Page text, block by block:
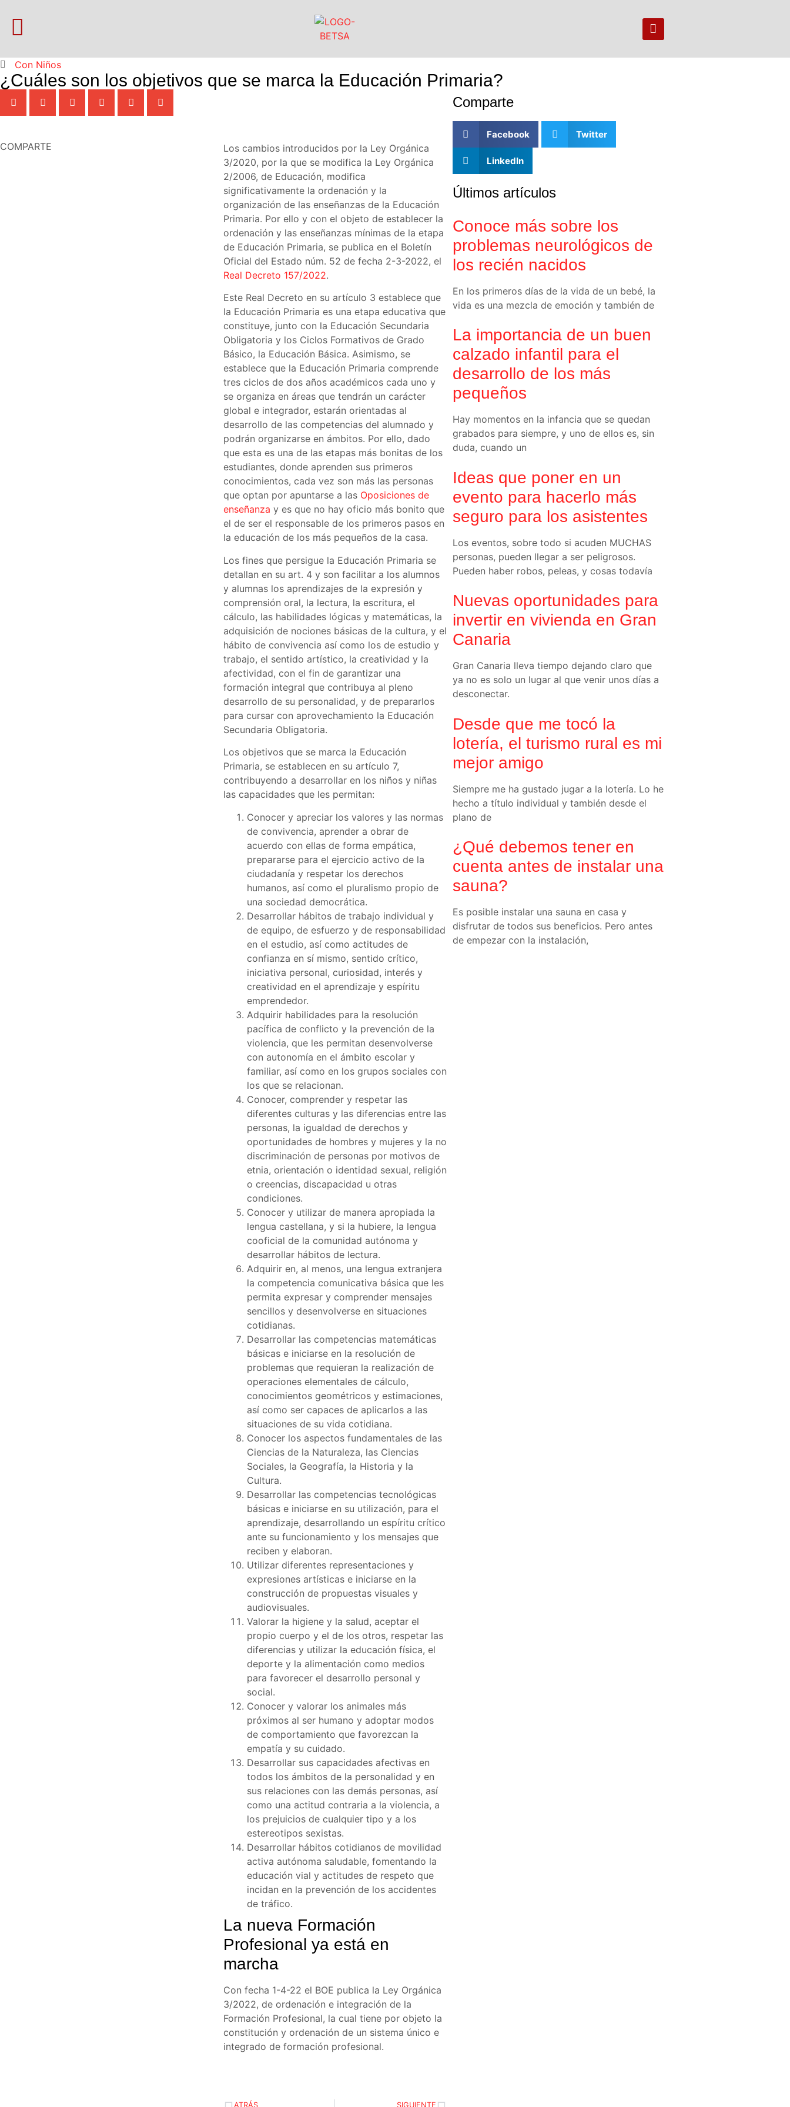
Con Niños
¿Cuáles son los objetivos que se marca la Educación Primaria?
COMPARTE
Los cambios introducidos por la Ley Orgánica
3/2020, por la que se modifica la Ley Orgánica
2/2006, de Educación, modifica
significativamente la ordenación y la
organización de las enseñanzas de la Educación
Primaria. Por ello y con el objeto de establecer la
ordenación y las enseñanzas mínimas de la etapa
de Educación Primaria, se publica en el Boletín
Oficial del Estado núm. 52 de fecha 2-3-2022, el
Real Decreto 157/2022.
Este Real Decreto en su artículo 3 establece que
la Educación Primaria es una etapa educativa que
constituye, junto con la Educación Secundaria
Obligatoria y los Ciclos Formativos de Grado
Básico, la Educación Básica. Asimismo, se
establece que la Educación Primaria comprende
tres ciclos de dos años académicos cada uno y
se organiza en áreas que tendrán un carácter
global e integrador, estarán orientadas al
desarrollo de las competencias del alumnado y
podrán organizarse en ámbitos. Por ello, dado
que esta es una de las etapas más bonitas de los
estudiantes, donde aprenden sus primeros
conocimientos, cada vez son más las personas
que optan por apuntarse a las Oposiciones de
enseñanza y es que no hay oficio más bonito que
el de ser el responsable de los primeros pasos en
la educación de los más pequeños de la casa.
Los fines que persigue la Educación Primaria se
detallan en su art. 4 y son facilitar a los alumnos
y alumnas los aprendizajes de la expresión y
comprensión oral, la lectura, la escritura, el
cálculo, las habilidades lógicas y matemáticas, la
adquisición de nociones básicas de la cultura, y el
hábito de convivencia así como los de estudio y
trabajo, el sentido artístico, la creatividad y la
afectividad, con el fin de garantizar una
formación integral que contribuya al pleno
desarrollo de su personalidad, y de prepararlos
para cursar con aprovechamiento la Educación
Secundaria Obligatoria.
Los objetivos que se marca la Educación
Primaria, se establecen en su artículo 7,
contribuyendo a desarrollar en los niños y niñas
las capacidades que les permitan:
Conocer y apreciar los valores y las normas
de convivencia, aprender a obrar de
acuerdo con ellas de forma empática,
prepararse para el ejercicio activo de la
ciudadanía y respetar los derechos
humanos, así como el pluralismo propio de
una sociedad democrática.
Desarrollar hábitos de trabajo individual y
de equipo, de esfuerzo y de responsabilidad
en el estudio, así como actitudes de
confianza en sí mismo, sentido crítico,
iniciativa personal, curiosidad, interés y
creatividad en el aprendizaje y espíritu
emprendedor.
Adquirir habilidades para la resolución
pacífica de conflicto y la prevención de la
violencia, que les permitan desenvolverse
con autonomía en el ámbito escolar y
familiar, así como en los grupos sociales con
los que se relacionan.
Conocer, comprender y respetar las
diferentes culturas y las diferencias entre las
personas, la igualdad de derechos y
oportunidades de hombres y mujeres y la no
discriminación de personas por motivos de
etnia, orientación o identidad sexual, religión
o creencias, discapacidad u otras
condiciones.
Conocer y utilizar de manera apropiada la
lengua castellana, y si la hubiere, la lengua
cooficial de la comunidad autónoma y
desarrollar hábitos de lectura.
Adquirir en, al menos, una lengua extranjera
la competencia comunicativa básica que les
permita expresar y comprender mensajes
sencillos y desenvolverse en situaciones
cotidianas.
Desarrollar las competencias matemáticas
básicas e iniciarse en la resolución de
problemas que requieran la realización de
operaciones elementales de cálculo,
conocimientos geométricos y estimaciones,
así como ser capaces de aplicarlos a las
situaciones de su vida cotidiana.
Conocer los aspectos fundamentales de las
Ciencias de la Naturaleza, las Ciencias
Sociales, la Geografía, la Historia y la
Cultura.
Desarrollar las competencias tecnológicas
básicas e iniciarse en su utilización, para el
aprendizaje, desarrollando un espíritu crítico
ante su funcionamiento y los mensajes que
reciben y elaboran.
Utilizar diferentes representaciones y
expresiones artísticas e iniciarse en la
construcción de propuestas visuales y
audiovisuales.
Valorar la higiene y la salud, aceptar el
propio cuerpo y el de los otros, respetar las
diferencias y utilizar la educación física, el
deporte y la alimentación como medios
para favorecer el desarrollo personal y
social.
Conocer y valorar los animales más
próximos al ser humano y adoptar modos
de comportamiento que favorezcan la
empatía y su cuidado.
Desarrollar sus capacidades afectivas en
todos los ámbitos de la personalidad y en
sus relaciones con las demás personas, así
como una actitud contraria a la violencia, a
los prejuicios de cualquier tipo y a los
estereotipos sexistas.
Desarrollar hábitos cotidianos de movilidad
activa autónoma saludable, fomentando la
educación vial y actitudes de respeto que
incidan en la prevención de los accidentes
de tráfico.
La nueva Formación
Profesional ya está en
marcha
Con fecha 1-4-22 el BOE publica la Ley Orgánica
3/2022, de ordenación e integración de la
Formación Profesional, la cual tiene por objeto la
constitución y ordenación de un sistema único e
integrado de formación profesional.
ATRÁS SIGUIENTE
Comparte
Facebook Twitter
LinkedIn
Últimos artículos
Conoce más sobre los
problemas neurológicos de
los recién nacidos
En los primeros días de la vida de un bebé, la
vida es una mezcla de emoción y también de
La importancia de un buen
calzado infantil para el
desarrollo de los más
pequeños
Hay momentos en la infancia que se quedan
grabados para siempre, y uno de ellos es, sin
duda, cuando un
Ideas que poner en un
evento para hacerlo más
seguro para los asistentes
Los eventos, sobre todo si acuden MUCHAS
personas, pueden llegar a ser peligrosos.
Pueden haber robos, peleas, y cosas todavía
Nuevas oportunidades para
invertir en vivienda en Gran
Canaria
Gran Canaria lleva tiempo dejando claro que
ya no es solo un lugar al que venir unos días a
desconectar.
Desde que me tocó la
lotería, el turismo rural es mi
mejor amigo
Siempre me ha gustado jugar a la lotería. Lo he
hecho a título individual y también desde el
plano de
¿Qué debemos tener en
cuenta antes de instalar una
sauna?
Es posible instalar una sauna en casa y
disfrutar de todos sus beneficios. Pero antes
de empezar con la instalación,